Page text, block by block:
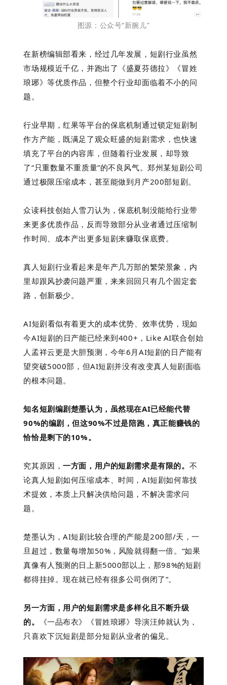
图源：公众号“新腕儿”
在新榜编辑部看来，经过几年发展，短剧行业虽然
市场规模近千亿，并跑出了《盛夏芬德拉》《冒姓
琅琊》等优质作品，但整个行业却面临着不小的问
题。
行业早期，红果等平台的保底机制通过锁定短剧制
作方产能，既满足了观众旺盛的短剧需求，也快速
填充了平台的内容库，但随着行业发展，却导致
了“只重数量不重质量”的不良风气。郑州某短剧公司
通过极限压缩成本，甚至能做到月产200部短剧。
众读科技创始人雪刀认为，保底机制没能给行业带
来更多优质作品，反而导致部分从业者通过压缩制
作时间、成本产出更多短剧来赚取保底费。
真人短剧行业看起来是年产几万部的繁荣景象，内
里却跟风抄袭问题严重，来来回回只有几个固定套
路，创新极少。
AI短剧看似有着更大的成本优势、效率优势，现如
今AI短剧的日产能已经来到400+，Like AI联合创始
人孟祥云更是大胆预测，今年6月AI短剧的日产能有
望突破5000部，但AI短剧并没有改变真人短剧面临
的根本问题。
知名短剧编剧楚墨认为，虽然现在AI已经能代替
90%的编剧，但这90%不过是陪跑，真正能赚钱的
恰恰是剩下的10%。
究其原因，一方面，用户的短剧需求是有限的。 不
论真人短剧如何压缩成本、时间，AI短剧如何靠技
术提效，本质上只解决供给问题，不解决需求问
题。
楚墨认为，AI短剧比较合理的产能是200部/天，一
旦超过，数量每增加50%，风险就得翻一倍。“如果
真像有人预测的日上新5000部以上，那98%的短剧
都得挂掉。现在就已经有很多公司倒闭了”。
另一方面，用户的短剧需求是多样化且不断升级
的。
《一品布衣》《冒姓琅琊》 导演汪帅就认为，
只喜欢下沉短剧是部分短剧从业者的偏见。